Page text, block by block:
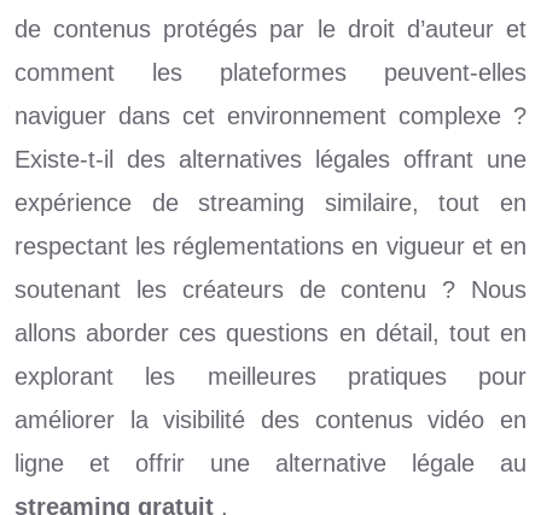
de contenus protégés par le droit d’auteur et
comment les plateformes peuvent-elles
naviguer dans cet environnement complexe ?
Existe-t-il des alternatives légales offrant une
expérience de streaming similaire, tout en
respectant les réglementations en vigueur et en
soutenant les créateurs de contenu ? Nous
allons aborder ces questions en détail, tout en
explorant les meilleures pratiques pour
améliorer la visibilité des contenus vidéo en
ligne et offrir une alternative légale au
streaming gratuit .